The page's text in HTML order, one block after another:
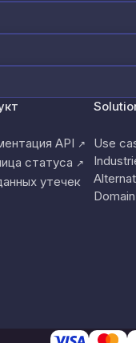
API ↗
статуса ↗
утечек
Use